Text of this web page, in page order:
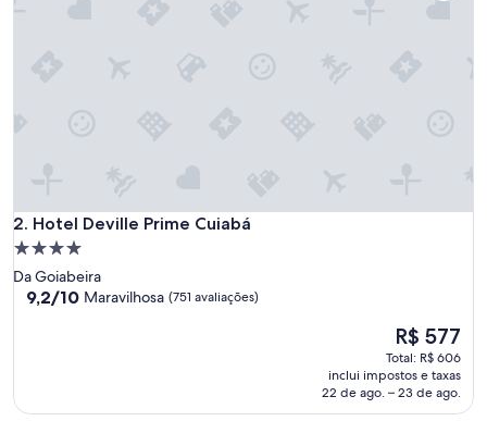
a
o
a
n
2. Hotel Deville Prime Cuiabá
Hotel Deville Prime Cuiabá
Propriedade
4.0
estrelas
Da Goiabeira
9.2
9,2/10 Maravilhosa (751 avaliações)
O
preço
é
de
R$ 577
R$ 577
Total: R$ 606
inclui impostos e taxas
22 de ago. – 23 de ago.